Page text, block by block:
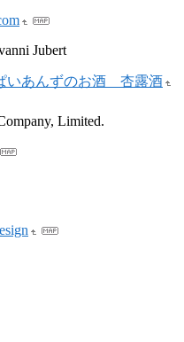
Jubert
いあんずのお酒 杏露酒
Limited.